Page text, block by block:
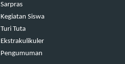
Sarpras
Kegiatan Siswa
Turi Tuta
Ekstrakulikuler
Pengumuman